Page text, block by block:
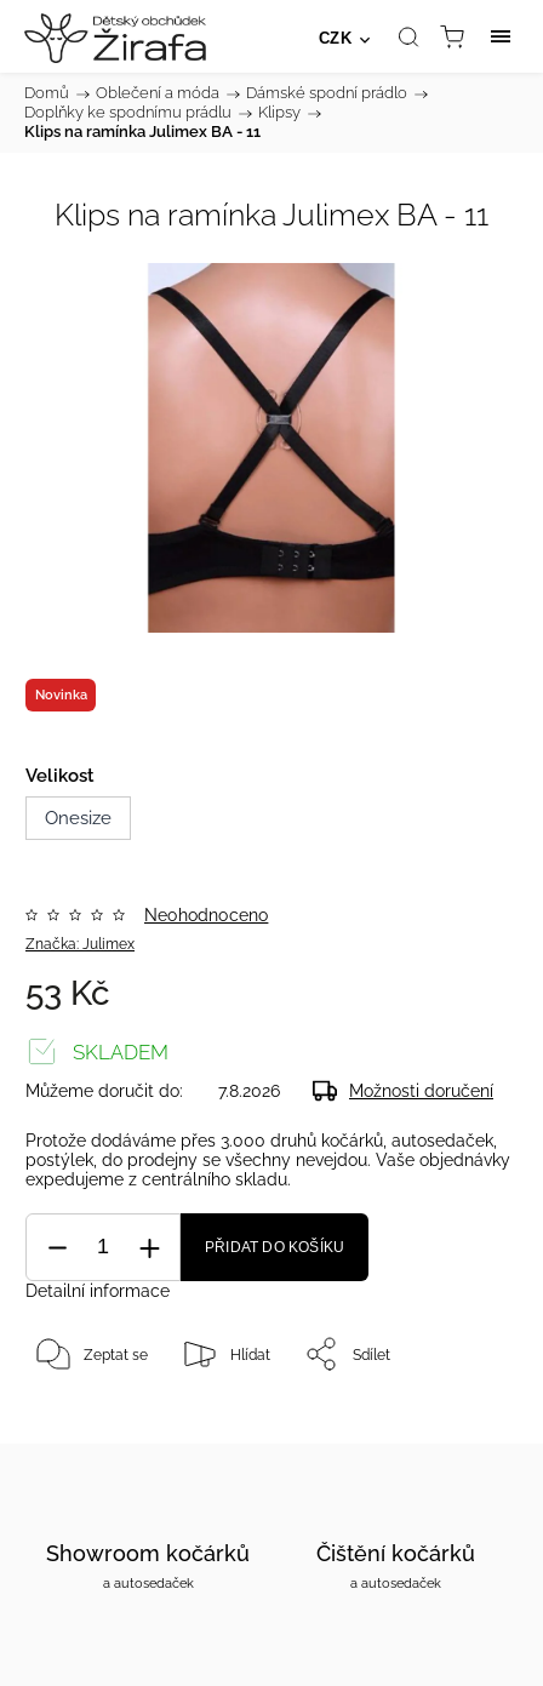
CZK
Domů / Oblečení a móda / Dámské spodní prádlo /
Doplňky ke spodnímu prádlu / Klipsy /
Klips na ramínka Julimex BA - 11
Klips na ramínka Julimex BA - 11
Novinka
Velikost
Onesize
Značka: Julimex
Neohodnoceno
53 Kč
SKLADEM
Můžeme doručit do: 7.8.2026 Možnosti doručení
Protože dodáváme přes 3.000 druhů kočárků, autosedaček,
postýlek, do prodejny se všechny nevejdou. Vaše objednávky
expedujeme z centrálního skladu.
PŘIDAT DO KOŠÍKU
Detailní informace
Zeptat se Hlídat Sdílet
Showroom kočárků
a autosedaček
Čištění kočárků
a autosedaček